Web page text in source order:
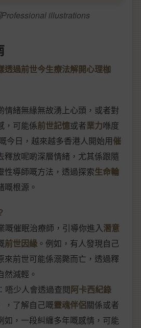
illustrations
透過前世今生療法解開心理枷
情緒無緣無故湧上心頭，或者對
，可能係前世記憶或者業力喺度
今日，越來越多香港人開始用催
釋放呢啲深層情緒，尤其係跟隨
性導師嘅方法，透過探索生命輪
嘅根源。
嘅催眠治療師，引導你進入潛意
前世因緣 。例如，有人發現自己
來前世可能係溺斃而亡，透過釋
然減輕。
：唔少人會透過查閱阿卡西紀錄
，了解自己嘅靈魂伴侶關係或者
如，一段糾纏多年嘅感情，可能